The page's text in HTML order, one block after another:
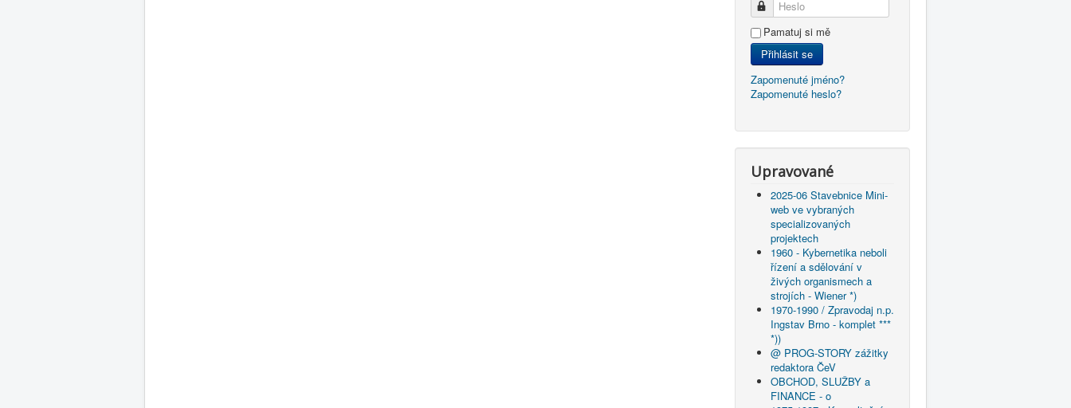
Heslo
Pamatuj si mě
Přihlásit se
Zapomenuté jméno?
Zapomenuté heslo?
Upravované
2025-06 Stavebnice Mini-
web ve vybraných
specializovaných
projektech
1960 - Kybernetika neboli
řízení a sdělování v
živých organismech a
strojích - Wiener *)
1970-1990 / Zpravodaj n.p.
Ingstav Brno - komplet ***
*))
@ PROG-STORY zážitky
redaktora ČeV
OBCHOD, SLUŽBY a
FINANCE - o